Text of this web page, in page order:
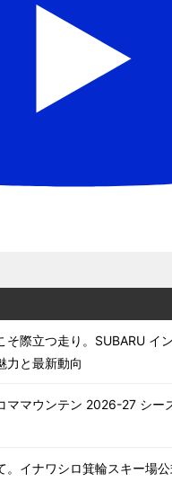
そ際立つ走り。SUBARU イ
力と最新動向
ママウンテン 2026-27 シー
。イナワシロ箕輪スキー場